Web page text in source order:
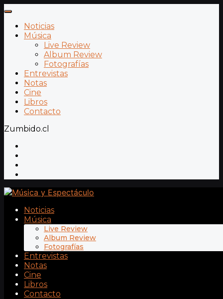
Noticias
Música
Live Review
Album Review
Fotografías
Entrevistas
Notas
Cine
Libros
Contacto
Zumbido.cl
Noticias
Música
Live Review
Album Review
Fotografías
Entrevistas
Notas
Cine
Libros
Contacto